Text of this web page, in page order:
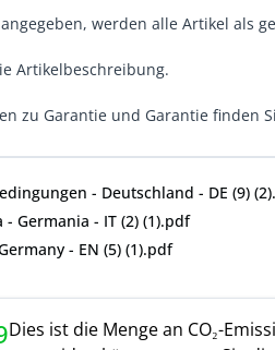
werden alle Artikel als
Artikelbeschreibung.
zu Garantie und Garantie finden
- Deutschland - DE (9)
Germania - IT (2) (1).pdf
- EN (5) (1).pdf
Dies ist die Menge an CO₂-